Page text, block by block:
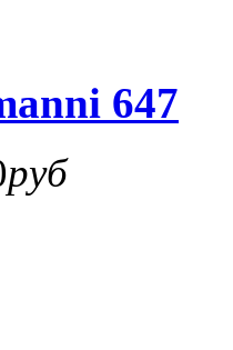
647
руб